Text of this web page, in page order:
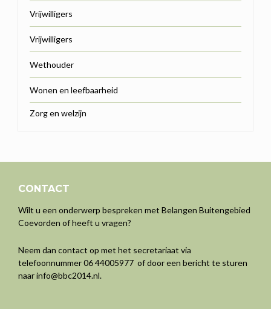
Vrijwilligers
Vrijwilligers
Wethouder
Wonen en leefbaarheid
Zorg en welzijn
CONTACT
Wilt u een onderwerp bespreken met Belangen Buitengebied
Coevorden of heeft u vragen?
Neem dan contact op met het secretariaat via
telefoonnummer 06 44005977 of door een bericht te sturen
naarinfo@bbc2014.nl.